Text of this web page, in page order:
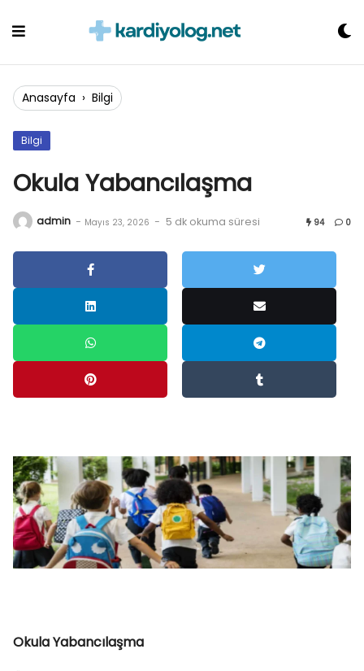
Anasayfa › Bilgi
Bilgi
Okula Yabancılaşma
admin - Mayıs 23, 2026 - 5 dk okuma süresi 94 0
Okula Yabancılaşma